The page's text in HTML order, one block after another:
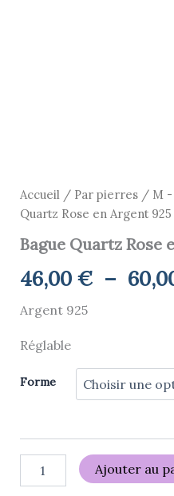
Accueil / Par pierres/ M -
Quartz Rose en Argent 925
Bague Quartz Rose
46,00 € –
Argent 925
Réglable
Forme
Ajouter au